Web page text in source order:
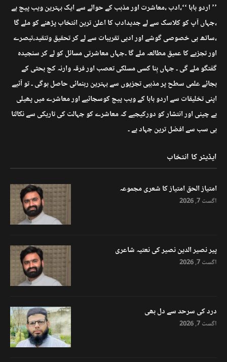
’’ اردو بابا ‘‘،ادب ،معاشرت اور مذہب کے حوالے سے ایک بہترین ویب پیج ہے
،جہاں آپ کو کلاسک سے لے جدیدادب کا اعلیٰ ترین انتخاب پڑھنے کو ملے گا
،ساتھ ہی خصوصی گوشے اور ادبی تقریبات سے لے کر تحقیق وتنقید،تبصرے
اور تجزیے کا عمیق مطالعہ ملے گا ۔جہاں معاشرتی مسائل کو لے کر سنجیدہ
گفتگو ملے گی ۔ جہاں بِنا کسی مسلکی تعصب اور فرقہ وارنہ کج بحثی کے
بجائے علمی سطح پر مذہبی تجزیوں سے بہترین رہنمائی حاصل ہوگی ۔ تو آئیے
اپنی تخلیقات سے اردو بابا کے ویب پیج کوسجائیے اور معاشرے میں پھیلی
بے چینی اور انتشار کو دورکیجیے کہ معاشرے کو جہالت کی تاریکی سے نکالنا
ہی سب سے افضل ترین جہاد ہے ۔
ایڈیٹر کا انتخاب
امتیاز الحق امتیاز کا شعری مجموعہ
اگست 7, 2026
پیر نصیر الدین نصیر کی نعتیہ شاعری
اگست 7, 2026
درد کی سرحد سے دل بھی
اگست 7, 2026